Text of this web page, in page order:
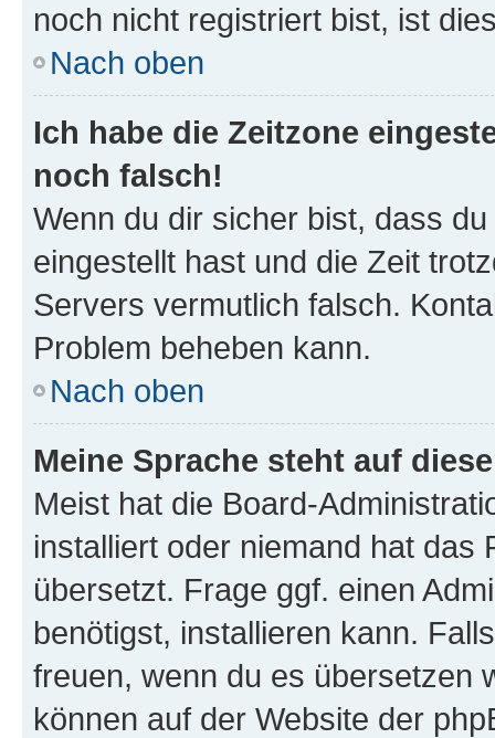
noch nicht registriert bist, ist
Nach oben
Ich habe die Zeitzone
noch falsch!
Wenn du dir sicher bist, dass
eingestellt hast und die Zeit
Servers vermutlich falsch.
Problem beheben kann.
Nach oben
Meine Sprache steht auf
Meist hat die Board-
installiert oder niemand hat das
übersetzt. Frage ggf. einen
benötigst, installieren kann.
freuen, wenn du es übersetzen
können auf der Website der